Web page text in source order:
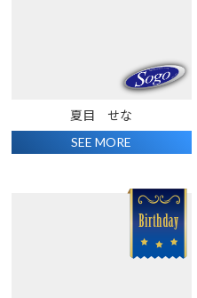
夏目 せな
SEE MORE